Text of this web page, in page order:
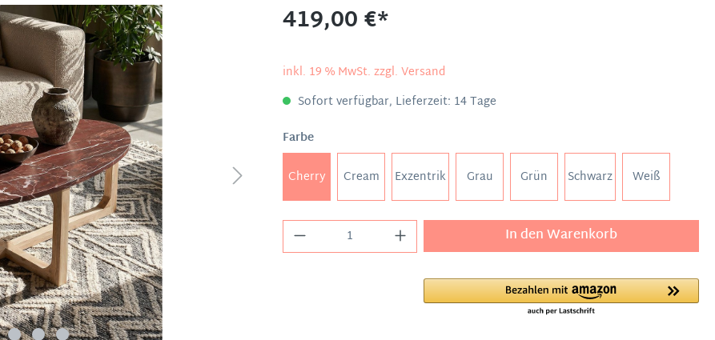
419,00 €*
inkl. 19 % MwSt. zzgl. Versand
Sofort verfügbar, Lieferzeit: 14 Tage
Farbe
Cherry
Cream Exzentrik Grau Grün Schwarz Weiß
In den Warenkorb